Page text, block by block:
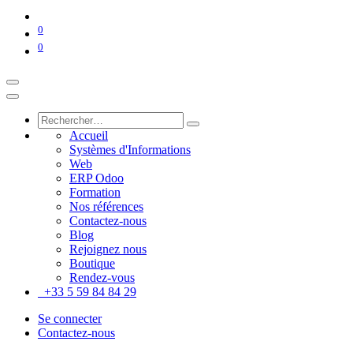
0
0
Accueil
Systèmes d'Informations
Web
ERP Odoo
Formation
Nos références
Contactez-nous
Blog
Rejoignez nous
Boutique
Rendez-vous
+33 5 59 84 84 29
Se connecter
Contactez-nous